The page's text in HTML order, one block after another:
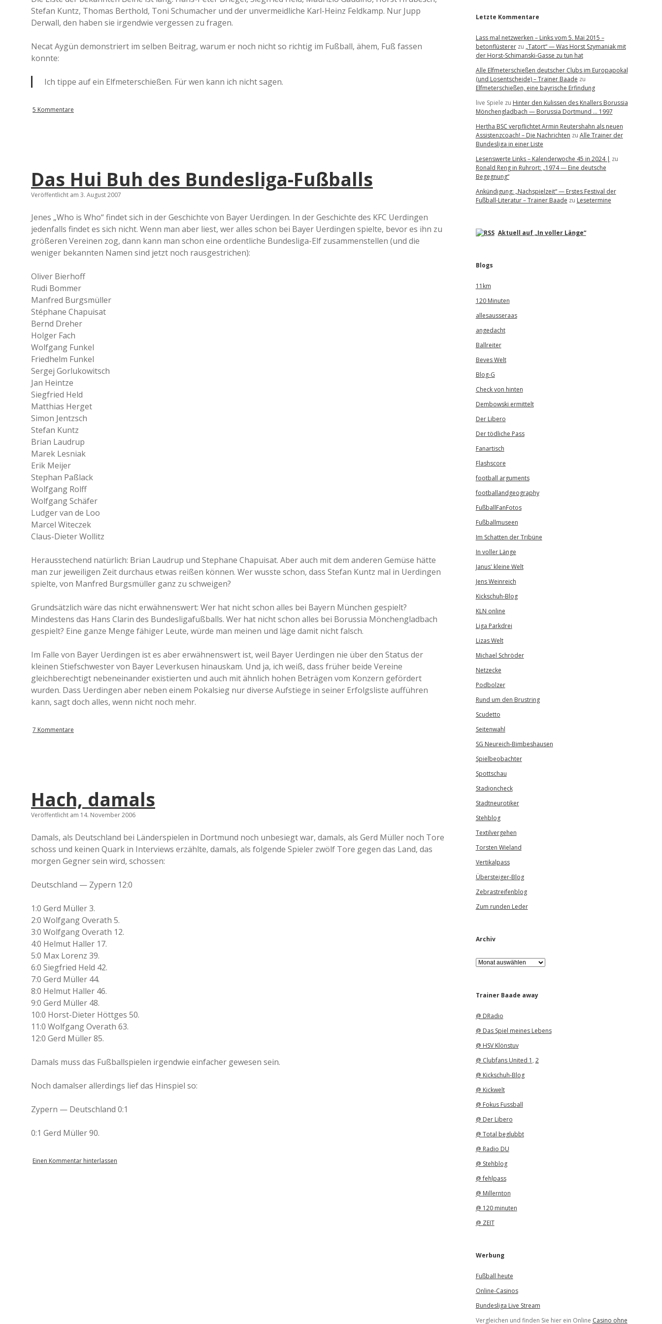
Stefan Kuntz, Thomas Berthold, Toni Schumacher und der unvermeidliche Karl-Heinz Feldkamp. Nur Jupp
Derwall, den haben sie irgendwie vergessen zu fragen.
Necat Aygün demonstriert im selben Beitrag, warum er noch nicht so richtig im Fußball, ähem, Fuß fassen
konnte:
Ich tippe auf ein Elfmeterschießen. Für wen kann ich nicht sagen.
5 Kommentare
Das Hui Buh des Bundesliga-Fußballs
Veröffentlicht am 3. August 2007
Jenes „Who is Who“ findet sich in der Geschichte von Bayer Uerdingen. In der Geschichte des KFC Uerdingen
jedenfalls findet es sich nicht. Wenn man aber liest, wer alles schon bei Bayer Uerdingen spielte, bevor es ihn zu
größeren Vereinen zog, dann kann man schon eine ordentliche Bundesliga-Elf zusammenstellen (und die
weniger bekannten Namen sind jetzt noch rausgestrichen):
Oliver Bierhoff
Rudi Bommer
Manfred Burgsmüller
Stéphane Chapuisat
Bernd Dreher
Holger Fach
Wolfgang Funkel
Friedhelm Funkel
Sergej Gorlukowitsch
Jan Heintze
Siegfried Held
Matthias Herget
Simon Jentzsch
Stefan Kuntz
Brian Laudrup
Marek Lesniak
Erik Meijer
Stephan Paßlack
Wolfgang Rolff
Wolfgang Schäfer
Ludger van de Loo
Marcel Witeczek
Claus-Dieter Wollitz
Herausstechend natürlich: Brian Laudrup und Stephane Chapuisat. Aber auch mit dem anderen Gemüse hätte
man zur jeweiligen Zeit durchaus etwas reißen können. Wer wusste schon, dass Stefan Kuntz mal in Uerdingen
spielte, von Manfred Burgsmüller ganz zu schweigen?
Grundsätzlich wäre das nicht erwähnenswert: Wer hat nicht schon alles bei Bayern München gespielt?
Mindestens das Hans Clarin des Bundesligafußballs. Wer hat nicht schon alles bei Borussia Mönchengladbach
gespielt? Eine ganze Menge fähiger Leute, würde man meinen und läge damit nicht falsch.
Im Falle von Bayer Uerdingen ist es aber erwähnenswert ist, weil Bayer Uerdingen nie über den Status der
kleinen Stiefschwester von Bayer Leverkusen hinauskam. Und ja, ich weiß, dass früher beide Vereine
gleichberechtigt nebeneinander existierten und auch mit ähnlich hohen Beträgen vom Konzern gefördert
wurden. Dass Uerdingen aber neben einem Pokalsieg nur diverse Aufstiege in seiner Erfolgsliste aufführen
kann, sagt doch alles, wenn nicht noch mehr.
7 Kommentare
Hach, damals
Veröffentlicht am 14. November 2006
Damals, als Deutschland bei Länderspielen in Dortmund noch unbesiegt war, damals, als Gerd Müller noch Tore
schoss und keinen Quark in Interviews erzählte, damals, als folgende Spieler zwölf Tore gegen das Land, das
morgen Gegner sein wird, schossen:
Deutschland — Zypern 12:0
1:0 Gerd Müller 3.
2:0 Wolfgang Overath 5.
3:0 Wolfgang Overath 12.
4:0 Helmut Haller 17.
5:0 Max Lorenz 39.
6:0 Siegfried Held 42.
7:0 Gerd Müller 44.
8:0 Helmut Haller 46.
9:0 Gerd Müller 48.
10:0 Horst-Dieter Höttges 50.
11:0 Wolfgang Overath 63.
12:0 Gerd Müller 85.
Damals muss das Fußballspielen irgendwie einfacher gewesen sein.
Noch damalser allerdings lief das Hinspiel so:
Zypern — Deutschland 0:1
0:1 Gerd Müller 90.
Einen Kommentar hinterlassen
Letzte Kommentare
Lass mal netzwerken – Links vom 5. Mai 2015 –
betonflüstererzu „Tatort“ — Was Horst Szymaniak mit
der Horst-Schimanski-Gasse zu tun hat
Alle Elfmeterschießen deutscher Clubs im Europapokal
(und Losentscheide) – Trainer Baade zu
Elfmeterschießen, eine bayrische Erfindung
live Spiele zu Hinter den Kulissen des Knallers Borussia
Mönchengladbach — Borussia Dortmund … 1997
Hertha BSC verpflichtet Armin Reutershahn als neuen
Assistenzcoach! – Die Nachrichten zu Alle Trainer der
Bundesliga in einer Liste
Lesenswerte Links – Kalenderwoche 45 in 2024 | zu
Ronald Reng in Ruhrort: „1974 — Eine deutsche
Begegnung“
Ankündigung: „Nachspielzeit“ — Erstes Festival der
Fußball-Literatur – Trainer Baade zu Lesetermine
Aktuell auf „In voller Länge“
Blogs
11km
120 Minuten
allesausseraas
angedacht
Ballreiter
Beves Welt
Blog-G
Check von hinten
Dembowski ermittelt
Der Libero
Der tödliche Pass
Fanartisch
Flashscore
football arguments
footballandgeography
FußballFanFotos
Fußballmuseen
Im Schatten der Tribüne
In voller Länge
Janus' kleine Welt
Jens Weinreich
Kickschuh-Blog
KLN online
Liga Parkdrei
Lizas Welt
Michael Schröder
Netzecke
Podbolzer
Rund um den Brustring
Scudetto
Seitenwahl
SG Neureich-Bimbeshausen
Spielbeobachter
Spottschau
Stadioncheck
Stadtneurotiker
Stehblog
Textilvergehen
Torsten Wieland
Vertikalpass
Übersteiger-Blog
Zebrastreifenblog
Zum runden Leder
Archiv
A
r
iTrainer Baade away
@ DRadio
@ Das Spiel meines Lebens
@ HSV Klönstuv
@ Clubfans United 1 , 2
@ Kickschuh-Blog
@ Kickwelt
@ Fokus Fussball
@ Der Libero
@ Total beglubbt
@ Radio DU
@ Stehblog
@ fehlpass
@ Millernton
@ 120 minuten
@ ZEIT
Werbung
Fußball heute
Online-Casinos
Bundesliga Live Stream
Vergleichen und finden Sie hier ein Online Casino ohne